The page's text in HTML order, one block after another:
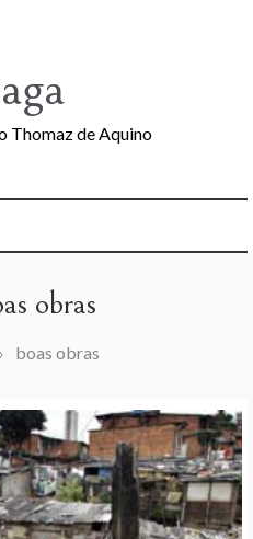
Thomaz de Aquino
obras
boas obras